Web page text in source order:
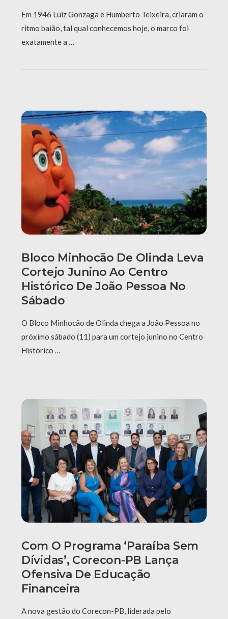
Em 1946 Luiz Gonzaga e Humberto Teixeira, criaram o
ritmo baião, tal qual conhecemos hoje, o marco foi
exatamente a …
Bloco Minhocão De Olinda Leva
Cortejo Junino Ao Centro
Histórico De João Pessoa No
Sábado
O Bloco Minhocão de Olinda chega a João Pessoa no
próximo sábado (11) para um cortejo junino no Centro
Histórico …
Com O Programa ‘Paraíba Sem
Dívidas’, Corecon-PB Lança
Ofensiva De Educação
Financeira
A nova gestão do Corecon-PB, liderada pelo